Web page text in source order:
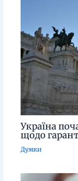
Україна
щодо
Думки